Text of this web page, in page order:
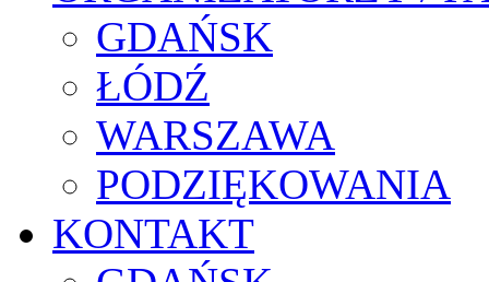
GDAŃSK
ŁÓDŹ
WARSZAWA
PODZIĘKOWANIA
KONTAKT